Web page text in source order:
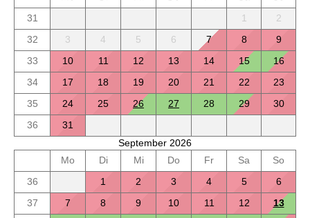
31
1
2
32
3 4 5 6 7 8
9
33
10 11 12 13 14 15
16
34
17 18 19 20 21 22
23
35
24 25 26 27 28 29
30
36
31
September 2026
Mo
Di Mi Do Fr Sa
So
36
1 2 3 4 5
6
37
7 8 9 10 11 12
13